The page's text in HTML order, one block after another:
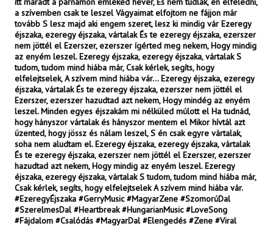
a szívemben csak te leszel Vágyaimat elfojtom ne fájjon már
tovább S lesz majd aki engem szeret, lesz ki mindig vár Ezeregy
éjszaka, ezeregy éjszaka, vártalak És te ezeregy éjszaka, ezerszer
nem jöttél el Ezerszer, ezerszer ígérted meg nekem, Hogy mindig
az enyém leszel. Ezeregy éjszaka, ezeregy éjszaka, vártalak S
tudom, tudom mind hiába már, Csak kérlek, segíts, hogy
elfelejtselek, A szívem mind hiába vár… Ezeregy éjszaka, ezeregy
éjszaka, vártalak És te ezeregy éjszaka, ezerszer nem jöttél el
Ezerszer, ezerszer hazudtad azt nekem, Hogy mindég az enyém
leszel. Minden egyes éjszakám mi nélküled múlott el Ha tudnád,
hogy hányszor vártalak és hányszor mentem el Mikor hívtál azt
üzented, hogy jössz és nálam leszel, S én csak egyre vártalak,
soha nem aludtam el. Ezeregy éjszaka, ezeregy éjszaka, vártalak
És te ezeregy éjszaka, ezerszer nem jöttél el Ezerszer, ezerszer
hazudtad azt nekem, Hogy mindig az enyém leszel. Ezeregy
éjszaka, ezeregy éjszaka, vártalak S tudom, tudom mind hiába már,
Csak kérlek, segíts, hogy elfelejtselek A szívem mind hiába vár.
#EzeregyÉjszaka #GerryMusic #MagyarZene #SzomorúDal
#SzerelmesDal #Heartbreak #HungarianMusic #LoveSong
#Fájdalom #Csalódás #MagyarDal #Elengedés #Zene #Viral